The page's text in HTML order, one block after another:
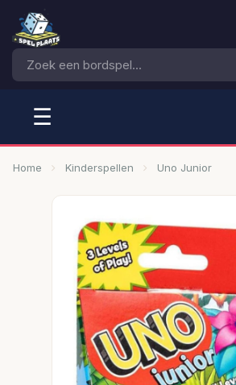
☰
Home Kinderspellen Uno Junior